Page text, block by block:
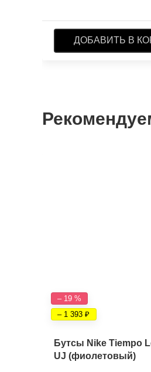
ДОБАВИТЬ В
– 19 %
– 1 393
Бутсы Nike Tiempo
UJ (фиолетовый)